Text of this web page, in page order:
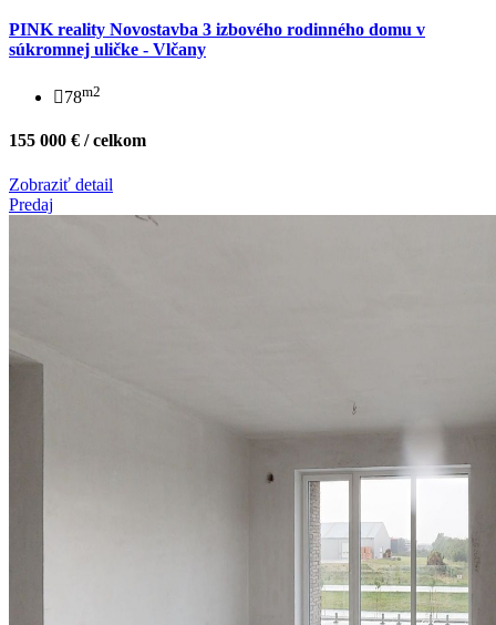
PINK reality Novostavba 3 izbového rodinného domu v
súkromnej uličke - Vlčany
78m2
155 000 € / celkom
Zobraziť detail
Predaj